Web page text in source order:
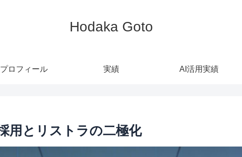
Hodaka Goto
プロフィール 実績 AI活用実績
用とリストラの二極化